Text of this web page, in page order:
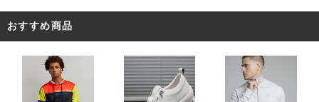
おすすめ商品